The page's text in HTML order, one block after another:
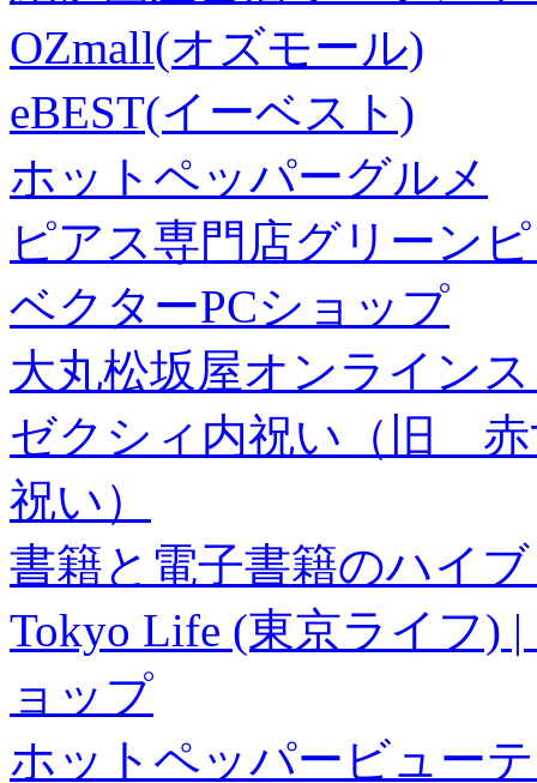
OZmall(オズモール)
eBEST(イーベスト)
ホットペッパーグルメ
ピアス専門店グリーン
ベクターPCショップ
大丸松坂屋オンライン
ゼクシィ内祝い（旧 赤
祝い）
書籍と電子書籍のハイ
Tokyo Life (東京ライフ)
ョップ
ホットペッパービュー